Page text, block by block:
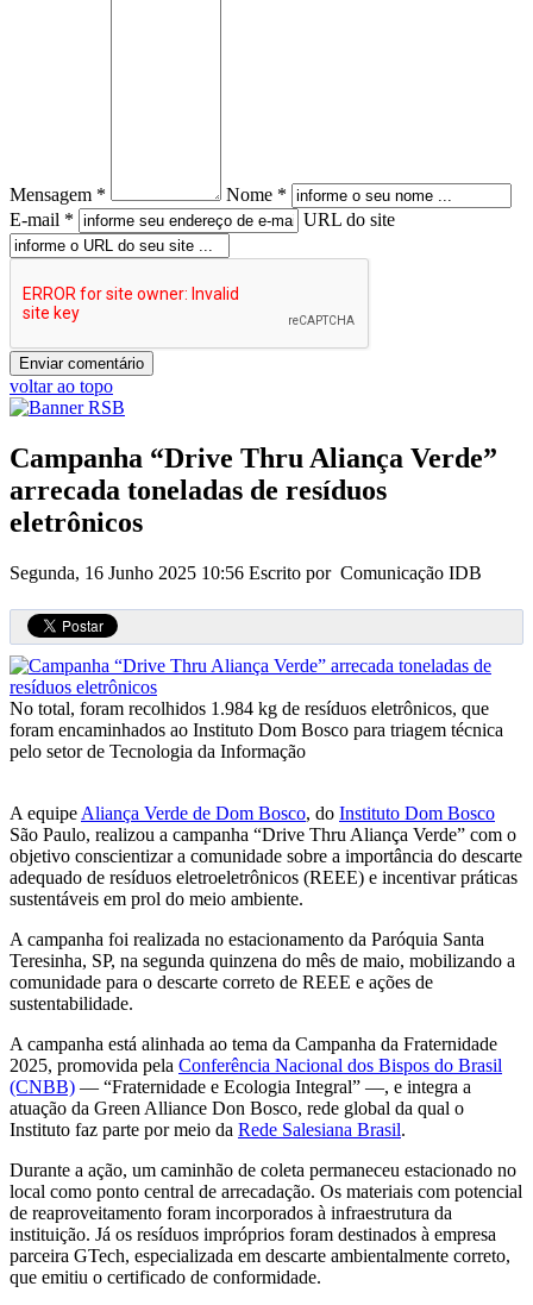
Mensagem *
Nome *
E-mail *
URL do site
voltar ao topo
Campanha “Drive Thru Aliança Verde”
arrecada toneladas de resíduos
eletrônicos
Segunda, 16 Junho 2025 10:56 Escrito por Comunicação IDB
No total, foram recolhidos 1.984 kg de resíduos eletrônicos, que
foram encaminhados ao Instituto Dom Bosco para triagem técnica
pelo setor de Tecnologia da Informação
A equipe Aliança Verde de Dom Bosco, do Instituto Dom Bosco
São Paulo, realizou a campanha “Drive Thru Aliança Verde” com o
objetivo conscientizar a comunidade sobre a importância do descarte
adequado de resíduos eletroeletrônicos (REEE) e incentivar práticas
sustentáveis em prol do meio ambiente.
A campanha foi realizada no estacionamento da Paróquia Santa
Teresinha, SP, na segunda quinzena do mês de maio, mobilizando a
comunidade para o descarte correto de REEE e ações de
sustentabilidade.
A campanha está alinhada ao tema da Campanha da Fraternidade
2025, promovida pela Conferência Nacional dos Bispos do Brasil
(CNBB) — “Fraternidade e Ecologia Integral” —, e integra a
atuação da Green Alliance Don Bosco, rede global da qual o
Instituto faz parte por meio da Rede Salesiana Brasil.
Durante a ação, um caminhão de coleta permaneceu estacionado no
local como ponto central de arrecadação. Os materiais com potencial
de reaproveitamento foram incorporados à infraestrutura da
instituição. Já os resíduos impróprios foram destinados à empresa
parceira GTech, especializada em descarte ambientalmente correto,
que emitiu o certificado de conformidade.